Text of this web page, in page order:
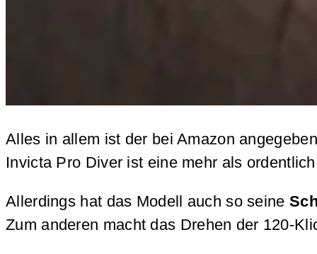
Alles in allem ist der bei Amazon
Invicta Pro Diver ist eine mehr als
Allerdings hat das Modell auch so seine
Zum anderen macht das Drehen der 120-